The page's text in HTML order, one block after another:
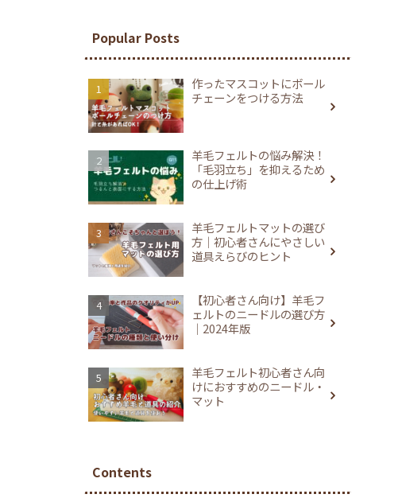
Popular Posts
作ったマスコットにボール
チェーンをつける方法
羊毛フェルトの悩み解決！
「毛羽立ち」を抑えるため
の仕上げ術
羊毛フェルトマットの選び
方｜初心者さんにやさしい
道具えらびのヒント
【初心者さん向け】羊毛フ
ェルトのニードルの選び方
｜2024年版
羊毛フェルト初心者さん向
けにおすすめのニードル・
マット
Contents